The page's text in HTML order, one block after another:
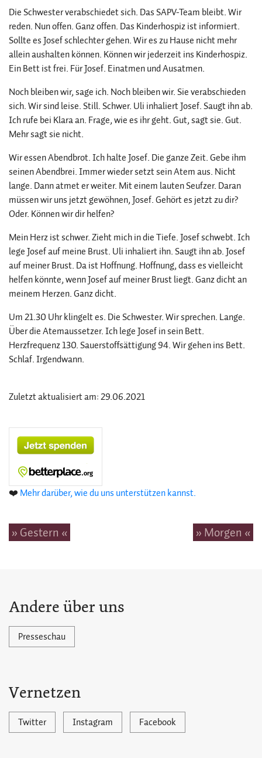
Die Schwester verabschiedet sich. Das SAPV-Team bleibt. Wir
reden. Nun offen. Ganz offen. Das Kinderhospiz ist informiert.
Sollte es Josef schlechter gehen. Wir es zu Hause nicht mehr
allein aushalten können. Können wir jederzeit ins Kinderhospiz.
Ein Bett ist frei. Für Josef. Einatmen und Ausatmen.
Noch bleiben wir, sage ich. Noch bleiben wir. Sie verabschieden
sich. Wir sind leise. Still. Schwer. Uli inhaliert Josef. Saugt ihn ab.
Ich rufe bei Klara an. Frage, wie es ihr geht. Gut, sagt sie. Gut.
Mehr sagt sie nicht.
Wir essen Abendbrot. Ich halte Josef. Die ganze Zeit. Gebe ihm
seinen Abendbrei. Immer wieder setzt sein Atem aus. Nicht
lange. Dann atmet er weiter. Mit einem lauten Seufzer. Daran
müssen wir uns jetzt gewöhnen, Josef. Gehört es jetzt zu dir?
Oder. Können wir dir helfen?
Mein Herz ist schwer. Zieht mich in die Tiefe. Josef schwebt. Ich
lege Josef auf meine Brust. Uli inhaliert ihn. Saugt ihn ab. Josef
auf meiner Brust. Da ist Hoffnung. Hoffnung, dass es vielleicht
helfen könnte, wenn Josef auf meiner Brust liegt. Ganz dicht an
meinem Herzen. Ganz dicht.
Um 21.30 Uhr klingelt es. Die Schwester. Wir sprechen. Lange.
Über die Atemaussetzer. Ich lege Josef in sein Bett.
Herzfrequenz 130. Sauerstoffsättigung 94. Wir gehen ins Bett.
Schlaf. Irgendwann.
Zuletzt aktualisiert am: 29.06.2021
❤️ Mehr darüber, wie du uns unterstützen kannst.
» Gestern « » Morgen «
Andere über uns
Presseschau
Vernetzen
Twitter Instagram Facebook